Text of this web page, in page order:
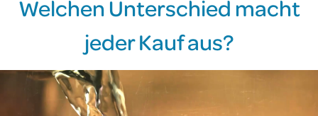
Welchen Unterschied macht
jeder Kauf aus?